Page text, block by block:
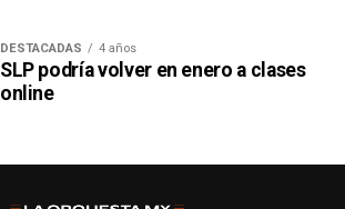
DESTACADAS 4 años
SLP podría volver en enero a clases
online